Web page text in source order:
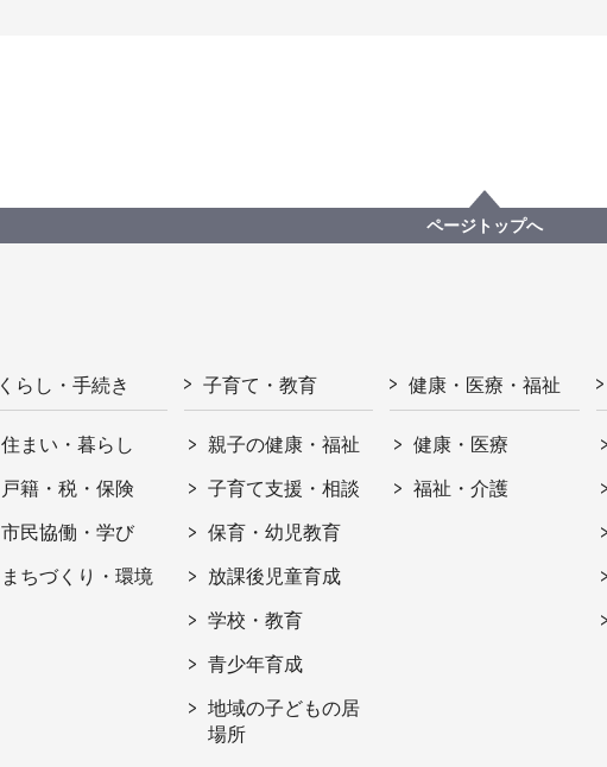
ページトップへ
くらし・手続き
住まい・暮らし
戸籍・税・保険
市民協働・学び
まちづくり・環境
子育て・教育
親子の健康・福祉
子育て支援・相談
保育・幼児教育
放課後児童育成
学校・教育
青少年育成
地域の子どもの居
場所
健康・医療・福祉
健康・医療
福祉・介護